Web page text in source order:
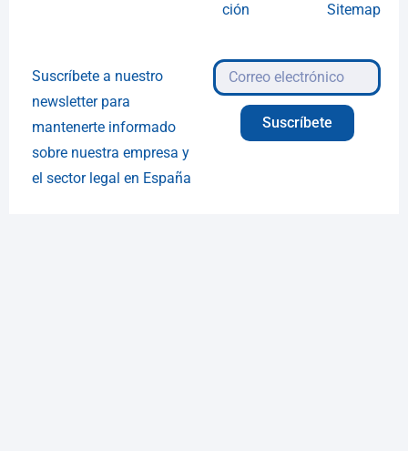
ción
Sitemap
Suscríbete a nuestro
newsletter para
mantenerte informado
sobre nuestra empresa y
el sector legal en España
Suscríbete